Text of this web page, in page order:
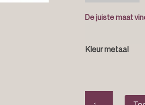
De juiste maat
Kleur metaal